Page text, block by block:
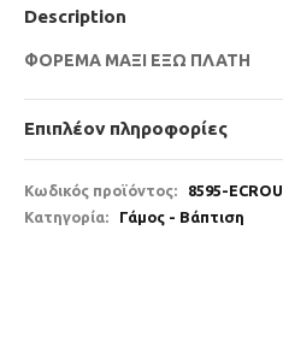
Description
ΦΟΡΕΜΑ ΜΑΞΙ ΕΞΩ ΠΛΑΤΗ
Επιπλέον πληροφορίες
Κωδικός προϊόντος:
8595-ECROU
Κατηγορία:
Γάμος - Βάπτιση